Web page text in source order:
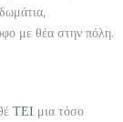
με θέα στην πόλη.
ΤΕΙ μια τόσο